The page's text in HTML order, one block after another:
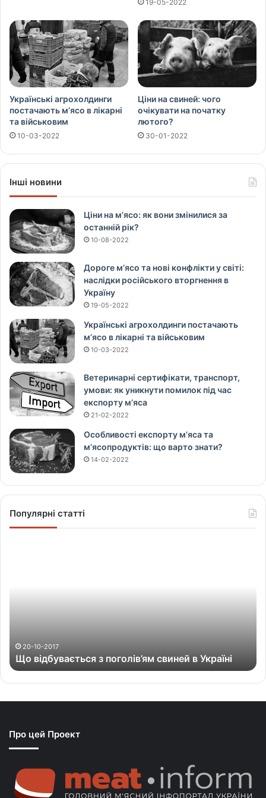
19-05-2022
Українські агрохолдинги
постачають м’ясо в лікарні
та військовим
10-03-2022
Ціни на свиней: чого
очікувати на початку
лютого?
30-01-2022
Інші новини
Ціни на м’ясо: як вони змінилися за
останній рік?
10-08-2022
Дороге м’ясо та нові конфлікти у світі:
наслідки російського вторгнення в
Україну
19-05-2022
Українські агрохолдинги постачають
м’ясо в лікарні та військовим
10-03-2022
Ветеринарні сертифікати, транспорт,
умови: як уникнути помилок під час
експорту м’яса
21-02-2022
Особливості експорту м’яса та
м’ясопродуктів: що варто знати?
14-02-2022
Популярні статті
т
ь
п
о
20-10-2017
Що відбувається з поголів’ям свиней в Україні
Про цей Проект